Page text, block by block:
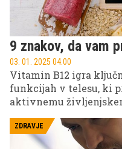
9 znakov, da vam
03. 01. 2025 04.00
Vitamin B12 igra
funkcijah v telesu, ki
aktivnemu
točno je tako
močnejšega spola in
pomanjkanja, izveste
ZDRAVJE